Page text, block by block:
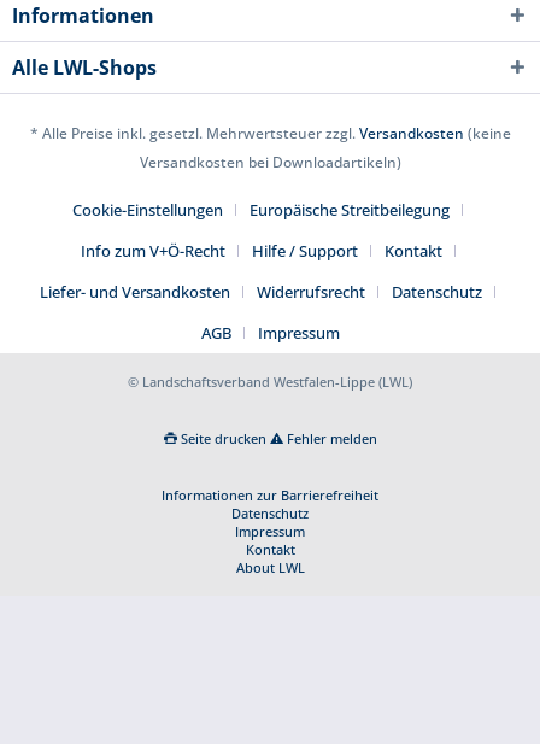
Informationen
Alle LWL-Shops
* Alle Preise inkl. gesetzl. Mehrwertsteuer zzgl.Versandkosten (keine
Versandkosten bei Downloadartikeln)
Cookie-Einstellungen
Europäische Streitbeilegung
Info zum V+Ö-Recht
Hilfe / Support
Kontakt
Liefer- und Versandkosten
Widerrufsrecht
Datenschutz
AGB
Impressum
© Landschaftsverband Westfalen-Lippe (LWL)
Seite drucken Fehler melden
Informationen zur Barrierefreiheit
Datenschutz
Impressum
Kontakt
About LWL